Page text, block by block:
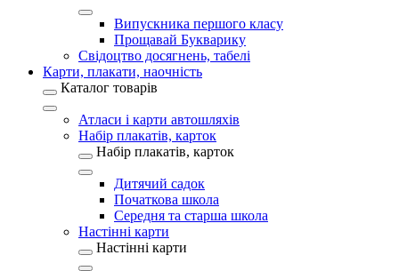
Випускника першого класу
Прощавай Букварику
Свідоцтво досягнень, табелі
Карти, плакати, наочність
Каталог товарів
Атласи і карти автошляхів
Набір плакатів, карток
Набір плакатів, карток
Дитячий садок
Початкова школа
Середня та старша школа
Настінні карти
Настінні карти